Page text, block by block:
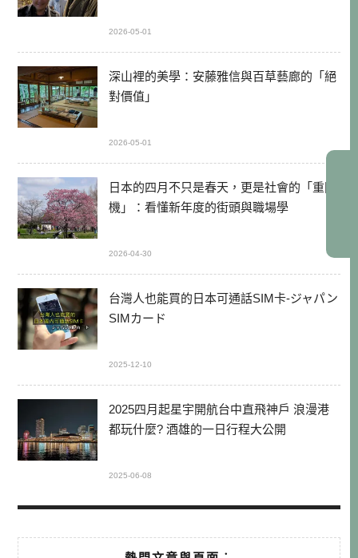
2026-05-01
深山裡的美學：安藤雅信與百草藝廊的「絕
對價值」
2026-05-01
日本的四月不只是春天，更是社會的「重開
機」：看懂新年度的街頭與職場學
2026-04-30
台灣人也能買的日本可通話SIM卡-ジャパン
SIMカード
2025-12-10
2025四月起星宇開航台中直飛神戶 浪漫港
都玩什麼? 酒雄的一日行程大公開
2025-06-08